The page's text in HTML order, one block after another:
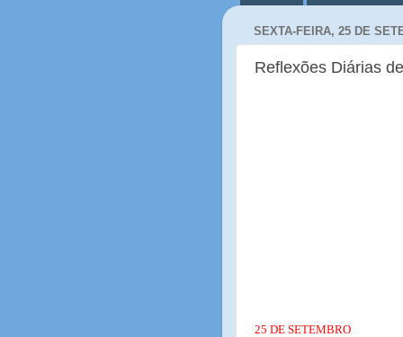
SEXTA-FEIRA, 25 DE
Reflexões Diárias
25 DE SETEMBRO